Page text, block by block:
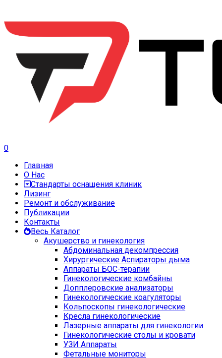
0
Главная
О Нас
Стандарты оснащения клиник
Лизинг
Ремонт и обслуживание
Публикации
Контакты
Весь Каталог
Акушерство и гинекология
Абдоминальная декомпрессия
Хирургические Аспираторы дыма
Аппараты БОС-терапии
Гинекологические комбайны
Допплеровские анализаторы
Гинекологические коагуляторы
Кольпоскопы гинекологические
Кресла гинекологические
Лазерные аппараты для гинекологии
Гинекологические столы и кровати
УЗИ Аппараты
Фетальные мониторы